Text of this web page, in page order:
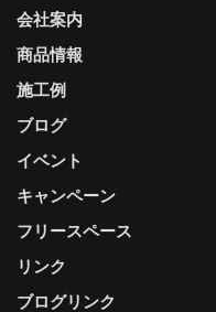
会社案内
商品情報
施工例
ブログ
イベント
キャンペーン
フリースペース
リンク
ブログリンク